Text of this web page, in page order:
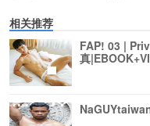
相关推荐
FAP! 03 |
真